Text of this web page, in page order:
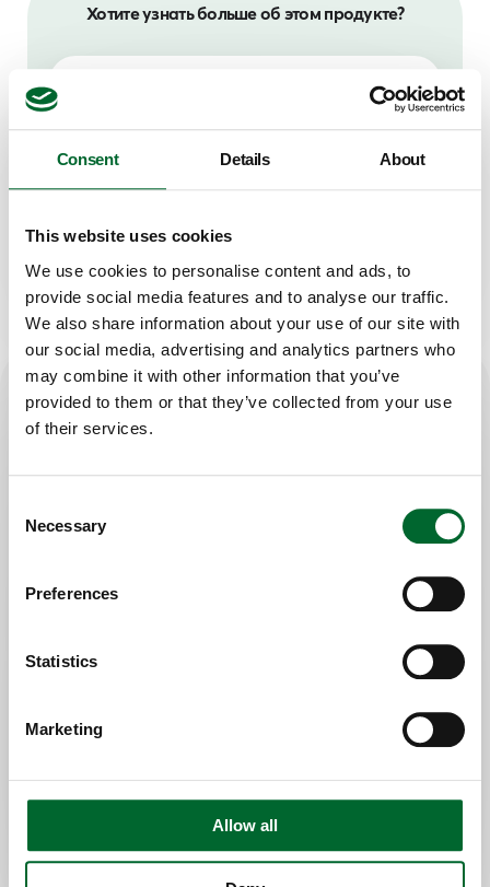
Consent Details About
This website uses cookies
We use cookies to personalise content and ads, to
provide social media features and to analyse our traffic.
We also share information about your use of our site with
our social media, advertising and analytics partners who
may combine it with other information that you’ve
provided to them or that they’ve collected from your use
of their services.
Selection
Necessary
Preferences
Statistics
Marketing
Allow all
Хотите узнать больше об этом продукте?
Portfolio Manager
Ключевые особенности
Экономия труда благодаря
Повышение производительности
снятия штабелей; увеличивающему